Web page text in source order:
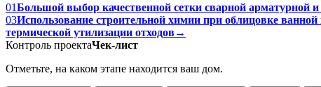
01Большой выбор качественной сетки сварной арматурной
03Использование строительной химии при облицовке
термической утилизации отходов→
Контроль проектаЧек-лист
Отметьте, на каком этапе находится ваш дом.